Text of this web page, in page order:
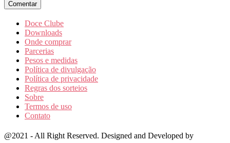
Doce Clube
Downloads
Onde comprar
Parcerias
Pesos e medidas
Política de divulgação
Política de privacidade
Regras dos sorteios
Sobre
Termos de uso
Contato
@2021 - All Right Reserved. Designed and Developed by